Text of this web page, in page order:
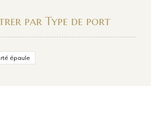
par Type de port
épaule